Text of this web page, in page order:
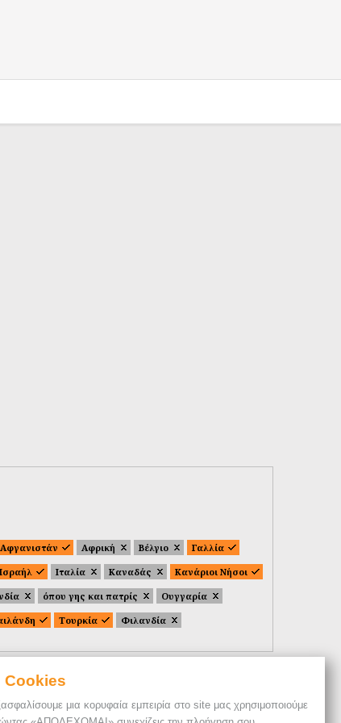
Cookies
μια κορυφαία εμπειρία στο site μας χρησιμοποιούμε
Αφγανιστάν Αφρική Βέλγιο
Γαλλία
Ισραήλ Ιταλία Καναδάς
Κανάριοι Νήσοι
όπου γης και πατρίς
Ουγγαρία
Τουρκία Φιλανδία